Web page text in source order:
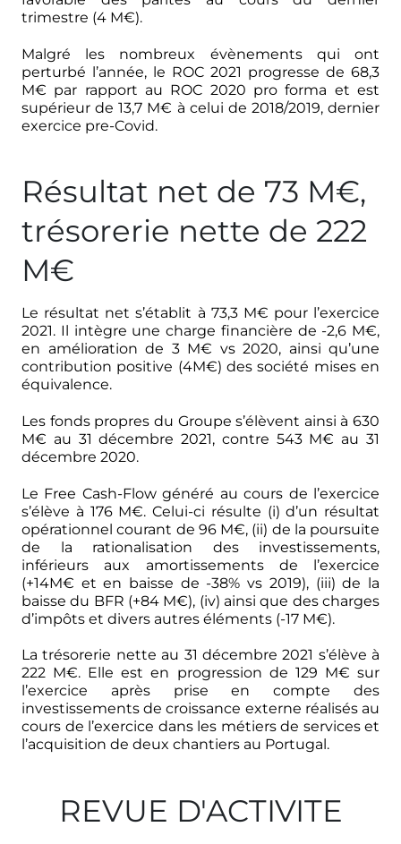
trimestre (4 M€).
Malgré les nombreux évènements qui ont
perturbé l’année, le ROC 2021 progresse de 68,3
M€ par rapport au ROC 2020 pro forma et est
supérieur de 13,7 M€ à celui de 2018/2019, dernier
exercice pre-Covid.
Résultat net de 73 M€,
trésorerie nette de 222
M€
Le résultat net s’établit à 73,3 M€ pour l’exercice
2021. Il intègre une charge financière de -2,6 M€,
en amélioration de 3 M€ vs 2020, ainsi qu’une
contribution positive (4M€) des société mises en
équivalence.
Les fonds propres du Groupe s’élèvent ainsi à 630
M€ au 31 décembre 2021, contre 543 M€ au 31
décembre 2020.
Le Free Cash-Flow généré au cours de l’exercice
s’élève à 176 M€. Celui-ci résulte (i) d’un résultat
opérationnel courant de 96 M€, (ii) de la poursuite
de la rationalisation des investissements,
inférieurs aux amortissements de l’exercice
(+14M€ et en baisse de -38% vs 2019), (iii) de la
baisse du BFR (+84 M€), (iv) ainsi que des charges
d’impôts et divers autres éléments (-17 M€).
La trésorerie nette au 31 décembre 2021 s’élève à
222 M€. Elle est en progression de 129 M€ sur
l’exercice après prise en compte des
investissements de croissance externe réalisés au
cours de l’exercice dans les métiers de services et
l’acquisition de deux chantiers au Portugal.
REVUE D'ACTIVITE